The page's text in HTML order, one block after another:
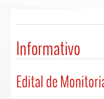
Informativo
Edital de